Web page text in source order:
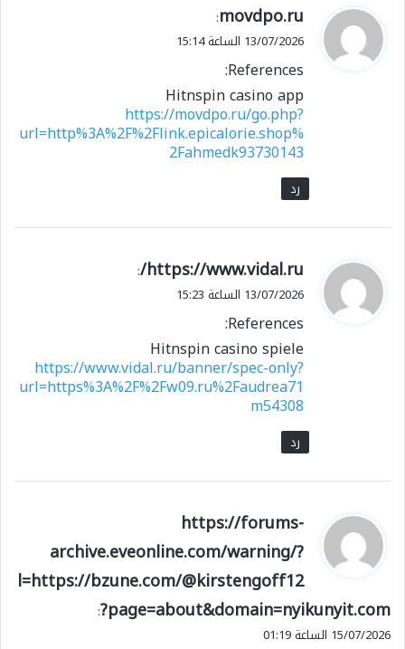
ي
ق
ل
movdpo.ru
:
13/07/2026 الساعة 15:14
References:
Hitnspin casino app
https://movdpo.ru/go.php?
url=http%3A%2F%2Flink.epicalorie.shop%
2Fahmedk93730143
رد
ي
ق
ل
https://www.vidal.ru/
:
13/07/2026 الساعة 15:23
References:
Hitnspin casino spiele
https://www.vidal.ru/banner/spec-only?
url=https%3A%2F%2Fw09.ru%2Faudrea71
m54308
رد
ي
ق
و
ل
https://forums-
archive.eveonline.com/warning/?
l=https://bzune.com/@kirstengoff12
?page=about&domain=nyikunyit.com
:
15/07/2026 الساعة 01:19